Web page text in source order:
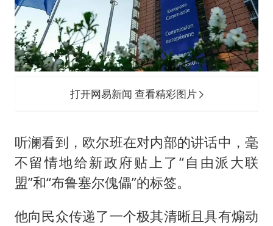
打开网易新闻 查看精彩图片
听澜看到，欧尔班在对内部的讲话中，毫
不留情地给新政府贴上了“自由派大联
盟”和“布鲁塞尔傀儡”的标签。
他向民众传递了一个极其清晰且具有煽动